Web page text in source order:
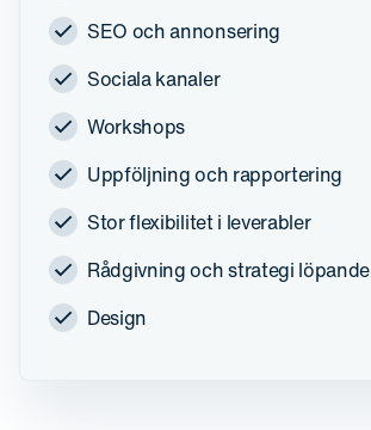
SEO och annonsering
Sociala kanaler
Workshops
Uppföljning och rapportering
Stor flexibilitet i leverabler
Rådgivning och strategi löpande
Design